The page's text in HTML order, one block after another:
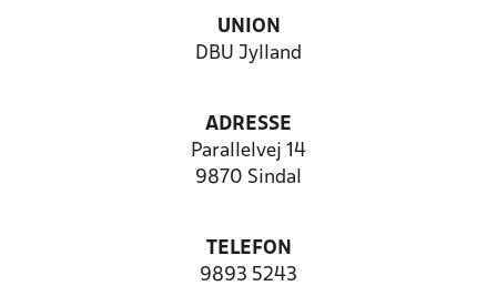
UNION
DBU Jylland
ADRESSE
Parallelvej 14
9870 Sindal
TELEFON
9893 5243